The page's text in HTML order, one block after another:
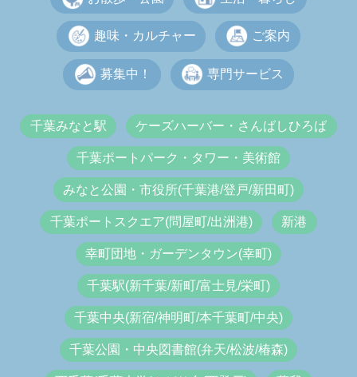
趣味・カルチャー ご案内
募集中！ 専門サービス
千葉みなと駅 ケーズハーバー・さんばしひろば
千葉ポートパーク・タワー・美術館
みなと公園・市役所(千葉港/登戸/新田町)
千葉ポートスクエア(問屋町/出洲港) 新港
幸町団地・ガーデンタウン(幸町)
千葉駅(新千葉/新町/富士見/栄町)
千葉中央(新宿/神明町/本千葉町/中央)
千葉公園・中央図書館(弁天/松波/椿森)